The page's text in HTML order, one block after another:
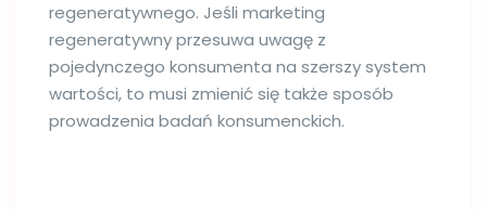
regeneratywnego. Jeśli marketing
regeneratywny przesuwa uwagę z
pojedynczego konsumenta na szerszy system
wartości, to musi zmienić się także sposób
prowadzenia badań konsumenckich.